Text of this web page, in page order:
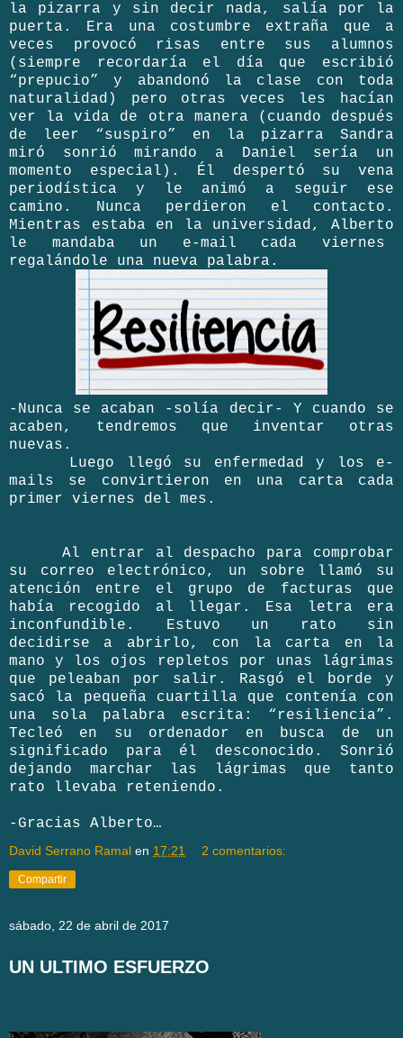
la pizarra y sin decir nada, salía por la
puerta. Era una costumbre extraña que a
veces provocó risas entre sus alumnos
(siempre recordaría el día que escribió
“prepucio” y abandonó la clase con toda
naturalidad) pero otras veces les hacían
ver la vida de otra manera (cuando después
de leer “suspiro” en la pizarra Sandra
miró sonrió mirando a Daniel sería un
momento especial). Él despertó su vena
periodística y le animó a seguir ese
camino. Nunca perdieron el contacto.
Mientras estaba en la universidad, Alberto
le mandaba un e-mail cada viernes
regalándole una nueva palabra.
-Nunca se acaban -solía decir- Y cuando se
acaben, tendremos que inventar otras
nuevas.
Luego llegó su enfermedad y los e-
mails se convirtieron en una carta cada
primer viernes del mes.
Al entrar al despacho para comprobar
su correo electrónico, un sobre llamó su
atención entre el grupo de facturas que
había recogido al llegar. Esa letra era
inconfundible. Estuvo un rato sin
decidirse a abrirlo, con la carta en la
mano y los ojos repletos por unas lágrimas
que peleaban por salir. Rasgó el borde y
sacó la pequeña cuartilla que contenía con
una sola palabra escrita: “resiliencia”.
Tecleó en su ordenador en busca de un
significado para él desconocido. Sonrió
dejando marchar las lágrimas que tanto
rato llevaba reteniendo.
-Gracias Alberto…
David Serrano Ramal en 17:21 2 comentarios:
Compartir
sábado, 22 de abril de 2017
UN ULTIMO ESFUERZO